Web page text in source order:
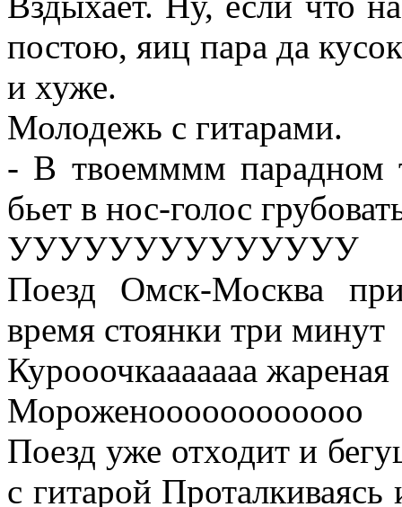
постою, яиц пара да
и хуже.
Молодежь с гитарами.
- В твоемммм парадном
бьет в нос-голос
УУУУУУУУУУУУУУ
Поезд Омск-Москва
время стоянки три минут
Курооочкааааааа жареная
Мороженоооооооооооо
Поезд уже отходит и
с гитарой